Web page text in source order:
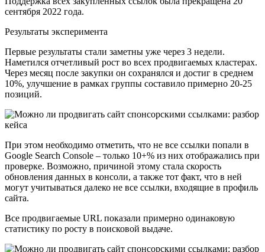
сентября 2022 года.
Результаты эксперимента
Первые результаты стали заметны уже через 3 недели.
Наметился отчетливый рост во всех продвигаемых кластерах.
Через месяц после закупки он сохранялся и достиг в среднем
10%, улучшение в рамках группы составило примерно 20-25
позиций.
При этом необходимо отметить, что не все ссылки попали в
Google Search Console – только 10+% из них отображались при
проверке. Возможно, причиной этому стала скорость
обновления данных в консоли, а также тот факт, что в ней
могут учитываться далеко не все ссылки, входящие в профиль
сайта.
Все продвигаемые URL показали примерно одинаковую
статистику по росту в поисковой выдаче.